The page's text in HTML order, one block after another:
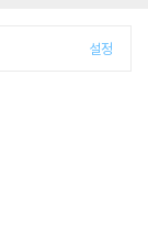
설정